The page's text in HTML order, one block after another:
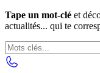
Tape un mot-clé et
actualités... qui te